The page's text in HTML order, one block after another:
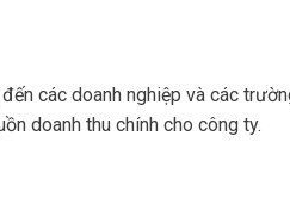
các doanh nghiệp và các
doanh thu chính cho công ty.